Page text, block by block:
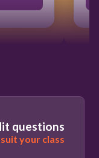
questions
your class